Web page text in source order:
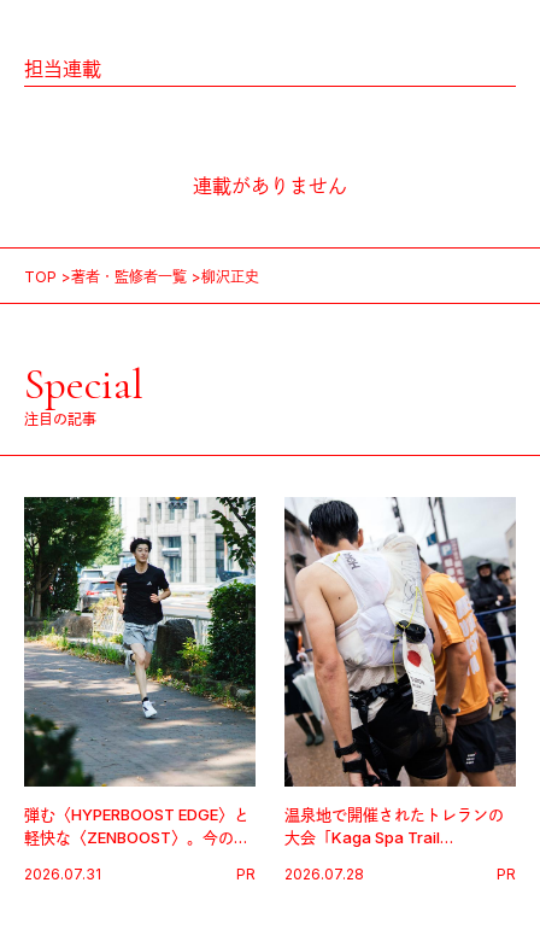
担当連載
連載がありません
TOP 著者・監修者一覧 柳沢正史
Special
注目の記事
弾む〈HYPERBOOST EDGE〉と
軽快な〈ZENBOOST〉。今の時
出した新機軸。
2026.07.31 PR
温泉地で開催されたトレランの
大会「Kaga Spa Trail
戦を夢見るランナーたちの奮闘
2026.07.28 PR